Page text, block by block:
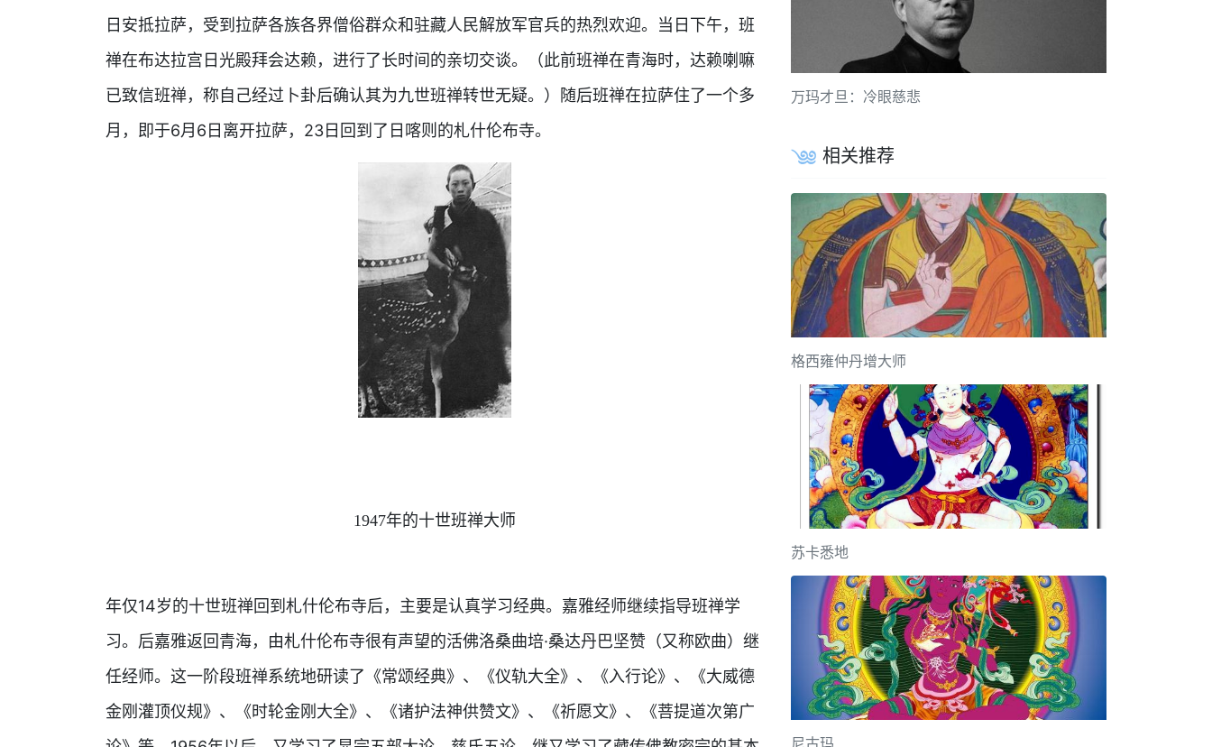
日安抵拉萨，受到拉萨各族各界僧俗群众和驻藏人民解放军官兵的热烈欢迎。当日下午，班
禅在布达拉宫日光殿拜会达赖，进行了长时间的亲切交谈。（此前班禅在青海时，达赖喇嘛
已致信班禅，称自己经过卜卦后确认其为九世班禅转世无疑。）随后班禅在拉萨住了一个多
月，即于6月6日离开拉萨，23日回到了日喀则的札什伦布寺。
1947年的十世班禅大师
年仅14岁的十世班禅回到札什伦布寺后，主要是认真学习经典。嘉雅经师继续指导班禅学
习。后嘉雅返回青海，由札什伦布寺很有声望的活佛洛桑曲培·桑达丹巴坚赞（又称欧曲）继
任经师。这一阶段班禅系统地研读了《常颂经典》、《仪轨大全》、《入行论》、《大威德
金刚灌顶仪规》、《时轮金刚大全》、《诸护法神供赞文》、《祈愿文》、《菩提道次第广
万玛才旦：冷眼慈悲
相关推荐
格西雍仲丹增大师
苏卡悉地
尼古玛